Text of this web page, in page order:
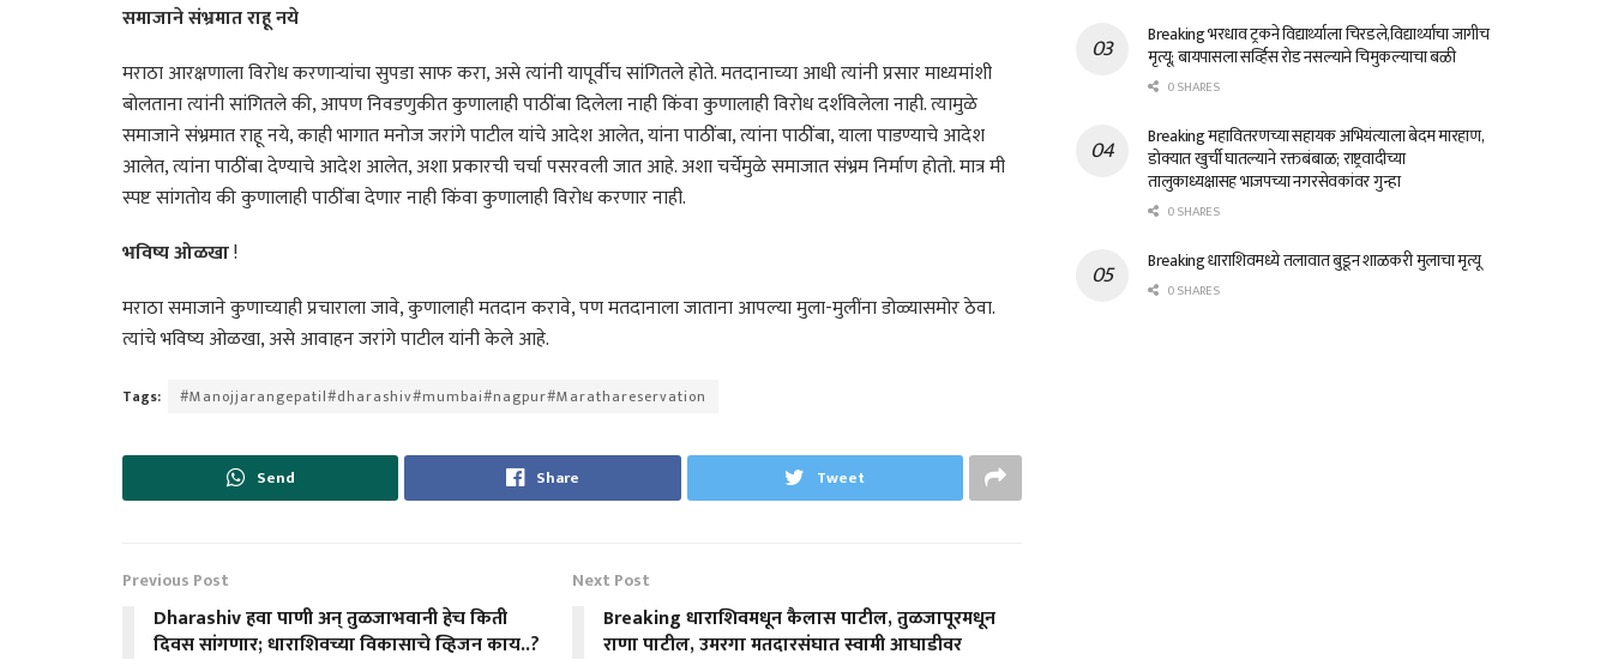
समाजाने संभ्रमात राहू नये
मराठा आरक्षणाला विरोध करणाऱ्यांचा सुपडा साफ करा, असे त्यांनी यापूर्वीच सांगितले होते. मतदानाच्या आधी त्यांनी प्रसार माध्यमांशी
बोलताना त्यांनी सांगितले की, आपण निवडणुकीत कुणालाही पाठींबा द‍िलेला नाही किंवा कुणालाही विरोध दर्शविलेला नाही. त्यामुळे
समाजाने संभ्रमात राहू नये, काही भागात मनोज जरांगे पाटील यांचे आदेश आलेत, यांना पाठींबा, त्यांना पाठींबा, याला पाडण्याचे आदेश
आलेत, त्यांना पाठींबा देण्याचे आदेश आलेत, अशा प्रकारची चर्चा पसरवली जात आहे. अशा चर्चेमुळे समाजात संभ्रम निर्माण होतो. मात्र मी
स्पष्ट सांगतोय की कुणालाही पाठींबा देणार नाही किंवा कुणालाही विरोध करणार नाही.
भविष्य ओळखा!
मराठा समाजाने कुणाच्याही प्रचाराला जावे, कुणालाही मतदान करावे, पण मतदानाला जाताना आपल्या मुला-मुलींना डोळ्यासमोर ठेवा.
त्यांचे भविष्य ओळखा, असे आवाहन जरांगे पाटील यांनी केले आहे.
Tags: #Manojjarangepatil#dharashiv#mumbai#nagpur#Marathareservation
Send Share Tweet
Previous Post
Dharashiv हवा पाणी अन् तुळजाभवानी हेच किती
दिवस सांगणार; धाराशिवच्या विकासाचे व्हिजन काय..?
Next Post
Breaking धाराशिवमधून कैलास पाटील, तुळजापूरमधून
राणा पाटील, उमरगा मतदारसंघात स्वामी आघाडीवर
Breaking भरधाव ट्रकने विद्यार्थ्याला चिरडले,विद्यार्थ्याचा जागीच
मृत्यू; बायपासला सर्व्हिस रोड नसल्याने चिमुकल्याचा बळी
0 SHARES
Breaking महावितरणच्या सहायक अभियंत्याला बेदम मारहाण,
डोक्यात खुर्ची घातल्याने रक्तबंबाळ; राष्ट्रवादीच्या
तालुकाध्यक्षासह भाजपच्या नगरसेवकांवर गुन्हा
0 SHARES
Breaking धाराशिवमध्ये तलावात बुडून शाळकरी मुलाचा मृत्यू
0 SHARES